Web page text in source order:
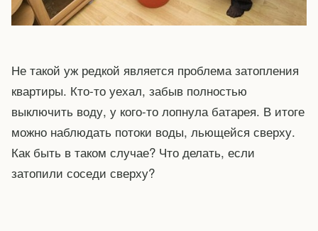
Не такой уж редкой является проблема затопления
квартиры. Кто-то уехал, забыв полностью
выключить воду, у кого-то лопнула батарея. В итоге
можно наблюдать потоки воды, льющейся сверху.
Как быть в таком случае? Что делать, если
затопили соседи сверху?